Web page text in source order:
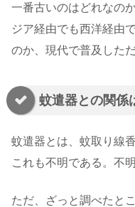
一番古いのはどれなの
ジア経由でも西洋経由
のか、現代で普及した
蚊遣器との関係
蚊遣器とは、蚊取り線
これも不明である。不
ただ、ざっと調べたと